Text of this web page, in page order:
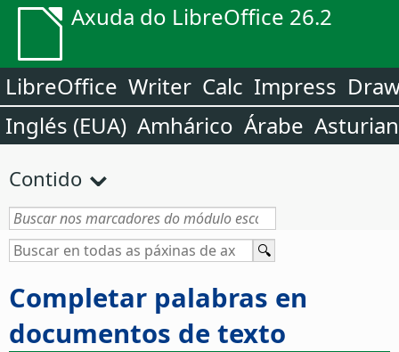
Axuda do LibreOffice 26.2
LibreOffice Writer Calc Impress
Inglés (EUA) Amhárico Árabe
Contido
Completar palabras en
documentos de texto